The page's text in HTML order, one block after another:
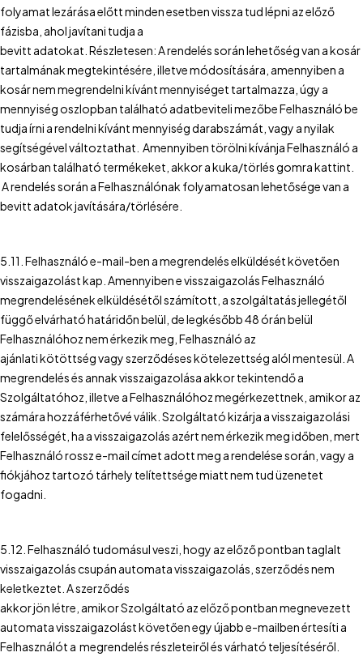
folyamat lezárása előtt minden esetben vissza tud lépni az előző
fázisba, ahol javítani tudja a
bevitt adatokat. Részletesen: A rendelés során lehetőség van a kosár
tartalmának megtekintésére, illetve módosítására, amennyiben a
kosár nem megrendelni kívánt mennyiséget tartalmazza, úgy a
mennyiség oszlopban található adatbeviteli mezőbe Felhasználó be
tudja írni a rendelni kívánt mennyiség darabszámát, vagy a nyilak
segítségével változtathat. Amennyiben törölni kívánja Felhasználó a
kosárban található termékeket, akkor a kuka/törlés gomra kattint.
A rendelés során a Felhasználónak folyamatosan lehetősége van a
bevitt adatok javítására/törlésére.
5.11. Felhasználó e-mail-ben a megrendelés elküldését követően
visszaigazolást kap. Amennyiben e visszaigazolás Felhasználó
megrendelésének elküldésétől számított, a szolgáltatás jellegétől
függő elvárható határidőn belül, de legkésőbb 48 órán belül
Felhasználóhoz nem érkezik meg, Felhasználó az
ajánlati kötöttség vagy szerződéses kötelezettség alól mentesül. A
megrendelés és annak visszaigazolása akkor tekintendő a
Szolgáltatóhoz, illetve a Felhasználóhoz megérkezettnek, amikor az
számára hozzáférhetővé válik. Szolgáltató kizárja a visszaigazolási
felelősségét, ha a visszaigazolás azért nem érkezik meg időben, mert
Felhasználó rossz e-mail címet adott meg a rendelése során, vagy a
fiókjához tartozó tárhely telítettsége miatt nem tud üzenetet
fogadni.
5.12. Felhasználó tudomásul veszi, hogy az előző pontban taglalt
visszaigazolás csupán automata visszaigazolás, szerződés nem
keletkeztet. A szerződés
akkor jön létre, amikor Szolgáltató az előző pontban megnevezett
automata visszaigazolást követően egy újabb e-mailben értesíti a
Felhasználót a megrendelés részleteiről és várható teljesítéséről.